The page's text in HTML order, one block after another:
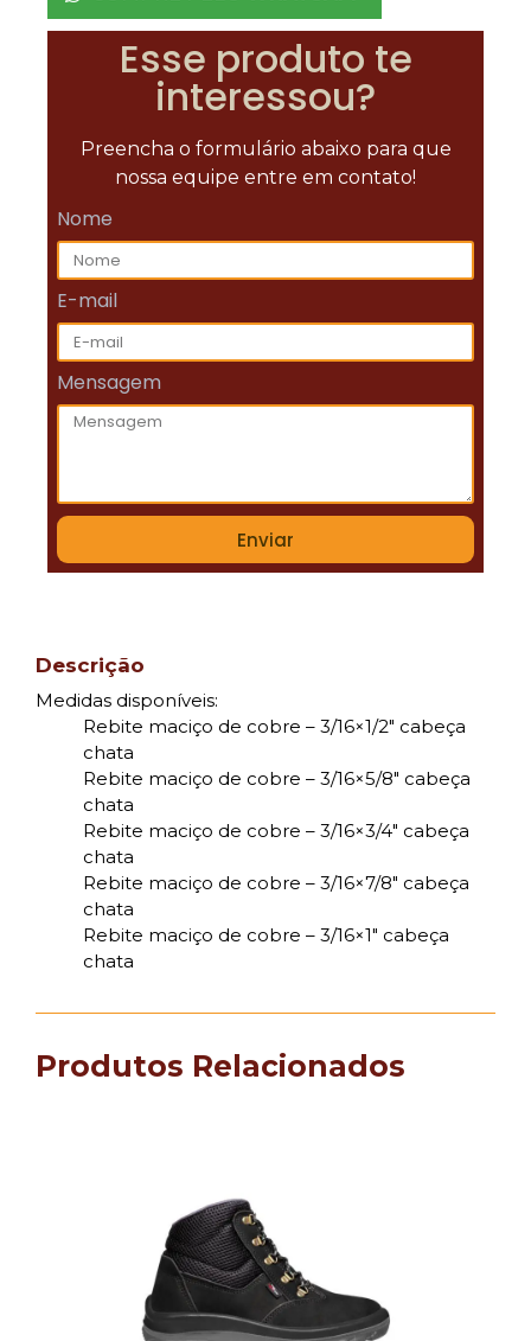
Esse produto te
interessou?
Preencha o formulário abaixo para que
nossa equipe entre em contato!
Nome
E-mail
Mensagem
Enviar
Descrição
Medidas disponíveis:
Rebite maciço de cobre – 3/16×1/2″ cabeça
chata
Rebite maciço de cobre – 3/16×5/8″ cabeça
chata
Rebite maciço de cobre – 3/16×3/4″ cabeça
chata
Rebite maciço de cobre – 3/16×7/8″ cabeça
chata
Rebite maciço de cobre – 3/16×1″ cabeça
chata
Produtos Relacionados